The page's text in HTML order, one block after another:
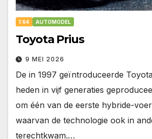
1:64 AUTOMODEL
Toyota Prius
9 MEI 2026
De in 1997 geïntroduceerde
heden in vijf generaties
om één van de eerste hybride-
waarvan de technologie ook in
terechtkwam.…